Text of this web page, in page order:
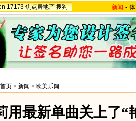
17173 焦点房地产 搜狗 新闻 -
页 > 新闻 > 欧美乐闻
用最新单曲关上了“